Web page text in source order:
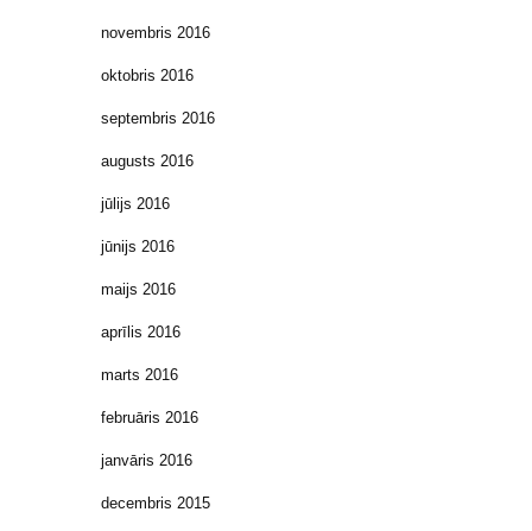
novembris 2016
oktobris 2016
septembris 2016
augusts 2016
jūlijs 2016
jūnijs 2016
maijs 2016
aprīlis 2016
marts 2016
februāris 2016
janvāris 2016
decembris 2015